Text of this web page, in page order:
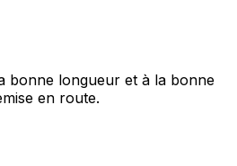
bonne longueur et à la bonne
en route.